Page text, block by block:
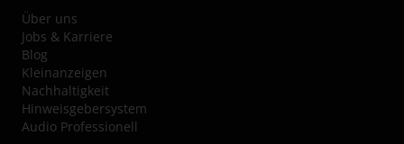
Über uns
Jobs & Karriere
Blog
Kleinanzeigen
Nachhaltigkeit
Hinweisgebersystem
Audio Professionell